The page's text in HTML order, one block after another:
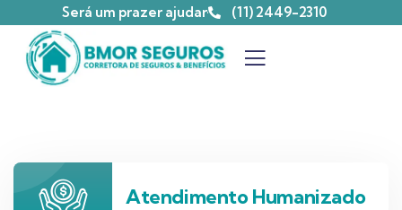
Será um prazer ajudar (11) 2449-2310
Atendimento Humanizado